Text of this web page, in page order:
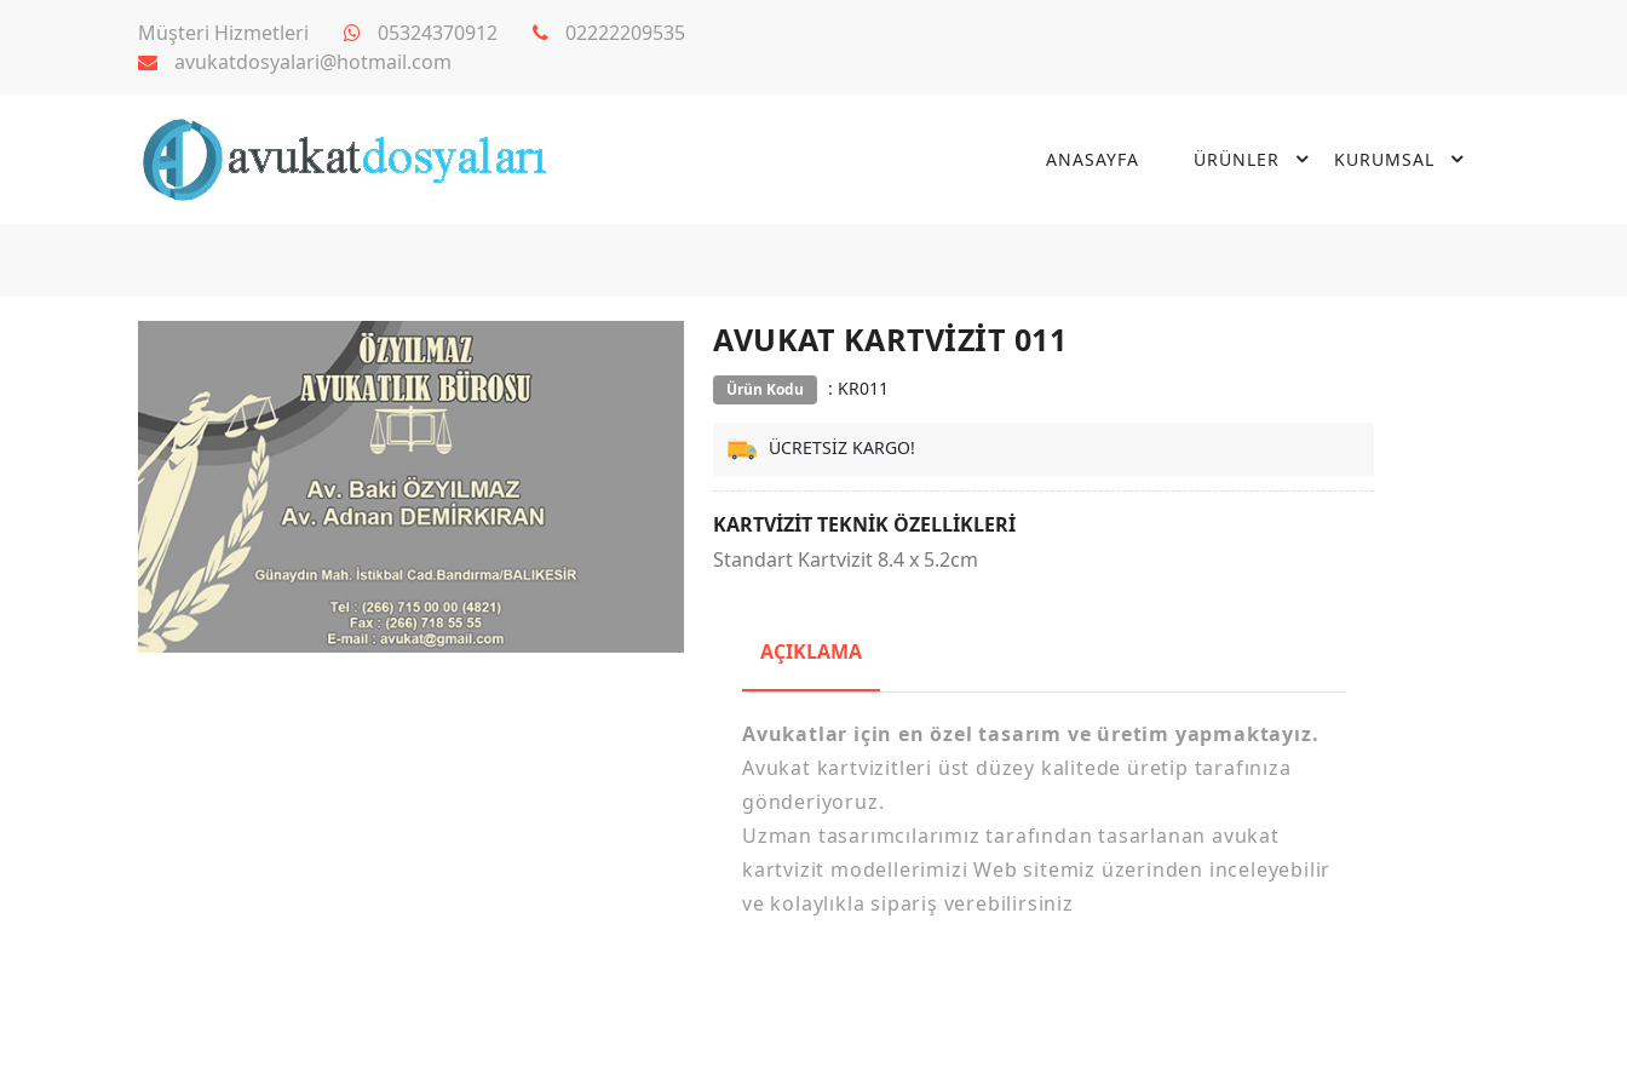
Müşteri Hizmetleri 05324370912
02222209535
avukatdosyalari@hotmail.com
ANASAYFA ÜRÜNLER KURUMSAL
AVUKAT KARTVIZIT 011
Ürün Kodu : KR011
ÜCRETSİZ KARGO!
KARTVİZİT TEKNİK ÖZELLİKLERİ
Standart Kartvizit 8.4 x 5.2cm
AÇIKLAMA
Avukatlar için en özel tasarım ve üretim yapmaktayız.
Avukat kartvizitleri üst düzey kalitede üretip tarafınıza
gönderiyoruz.
Uzman tasarımcılarımız tarafından tasarlanan avukat
kartvizit modellerimizi Web sitemiz üzerinden inceleyebilir
ve kolaylıkla sipariş verebilirsiniz